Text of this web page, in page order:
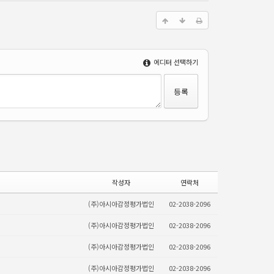
에디터 선택하기
작성자 연락처
(주)아시아감정평가법인 02-2038-2096
(주)아시아감정평가법인 02-2038-2096
(주)아시아감정평가법인 02-2038-2096
(주)아시아감정평가법인 02-2038-2096